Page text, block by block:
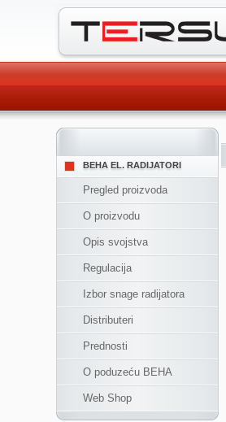
BEHA EL. RADIJATORI
Pregled proizvoda
O proizvodu
Opis svojstva
Regulacija
Izbor snage radijatora
Distributeri
Prednosti
O poduzeću BEHA
Web Shop